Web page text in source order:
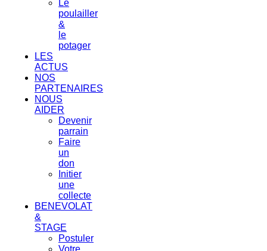
Le
poulailler
&
le
potager
LES
ACTUS
NOS
PARTENAIRES
NOUS
AIDER
Devenir
parrain
Faire
un
don
Initier
une
collecte
BENEVOLAT
&
STAGE
Postuler
Votre